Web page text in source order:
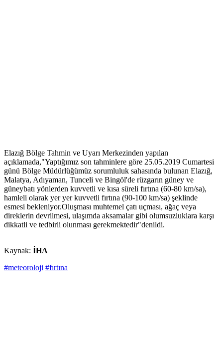
Elazığ Bölge Tahmin ve Uyarı Merkezinden yapılan
açıklamada,"Yaptığımız son tahminlere göre 25.05.2019 Cumartesi
günü Bölge Müdürlüğümüz sorumluluk sahasında bulunan Elazığ,
Malatya, Adıyaman, Tunceli ve Bingöl'de rüzgarın güney ve
güneybatı yönlerden kuvvetli ve kısa süreli fırtına (60-80 km/sa),
hamleli olarak yer yer kuvvetli fırtına (90-100 km/sa) şeklinde
esmesi bekleniyor.Oluşması muhtemel çatı uçması, ağaç veya
direklerin devrilmesi, ulaşımda aksamalar gibi olumsuzluklara karşı
dikkatli ve tedbirli olunması gerekmektedir"denildi.
Kaynak: İHA
#meteoroloji #fırtına